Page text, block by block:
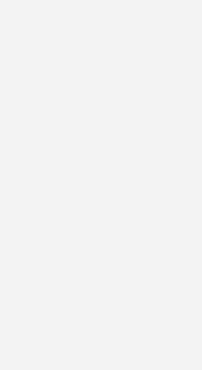
breiter